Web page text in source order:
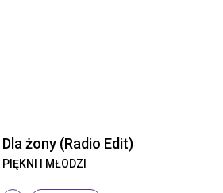
Dla żony (Radio Edit)
PIĘKNI I MŁODZI